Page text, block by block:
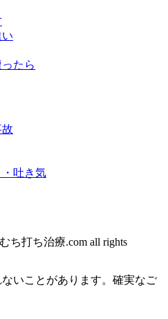
たら
吐き気
ち打ち治療.com all rights
いことがあります。確実なご